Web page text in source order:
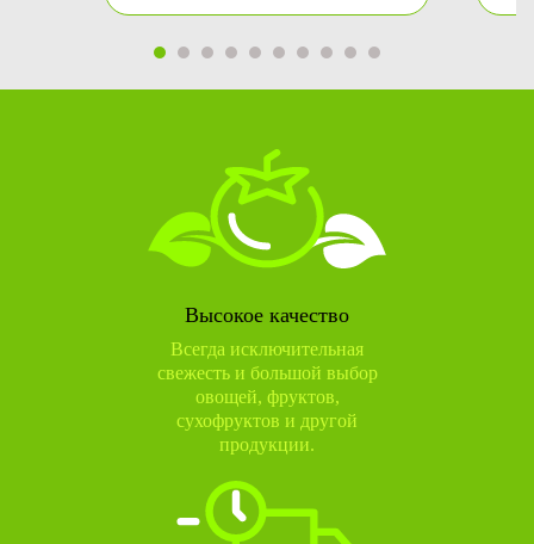
Высокое качество
Всегда исключительная
свежесть и большой выбор
овощей, фруктов,
сухофруктов и другой
продукции.